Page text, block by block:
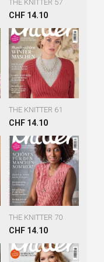
THE KNITTER 57
CHF 14.10
THE KNITTER 61
CHF 14.10
THE KNITTER 70
CHF 14.10